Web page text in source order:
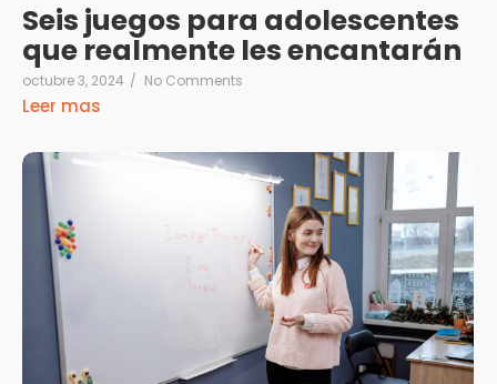
Seis juegos para adolescentes
que realmente les encantarán
octubre 3, 2024 / No Comments
Leer mas